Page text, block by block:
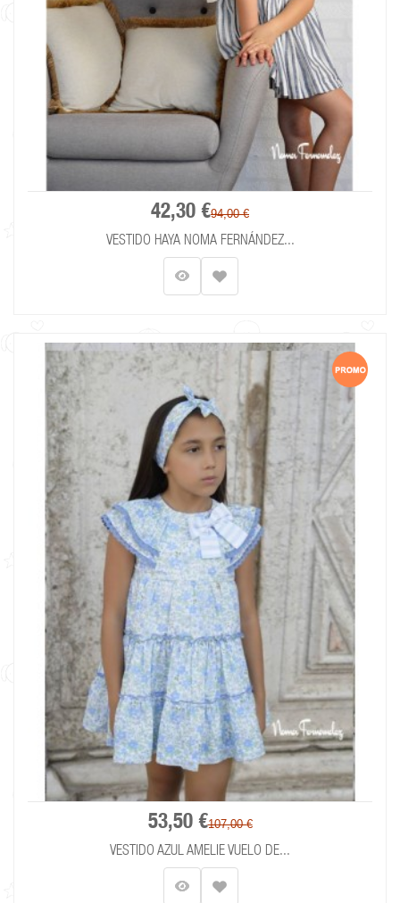
42,30 €94,00 €
VESTIDO HAYA NOMA FERNÁNDEZ...
53,50 €107,00 €
VESTIDO AZUL AMELIE VUELO DE...